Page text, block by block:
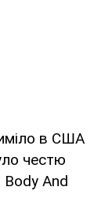
в США
честю
Body And